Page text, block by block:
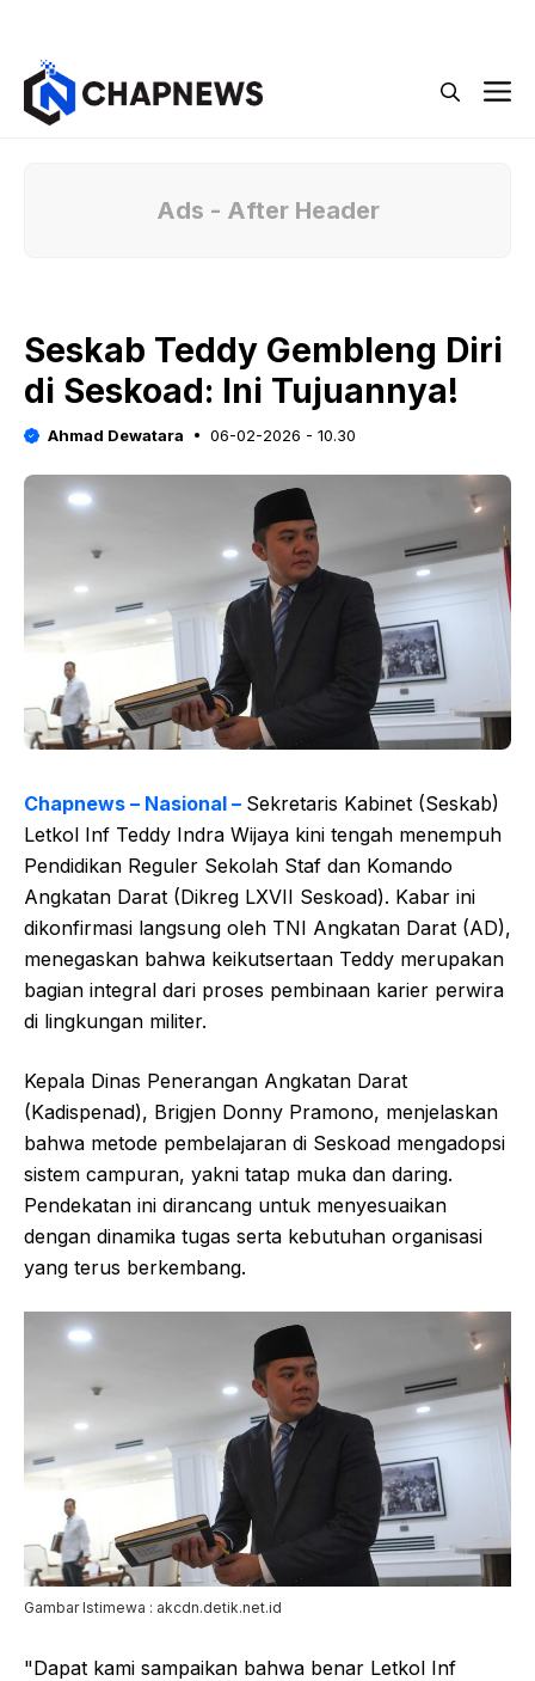
Ads - After Header
Seskab Teddy Gembleng Diri
di Seskoad: Ini Tujuannya!
Ahmad Dewatara 06-02-2026 - 10.30
Chapnews – Nasional – Sekretaris Kabinet (Seskab)
Letkol Inf Teddy Indra Wijaya kini tengah menempuh
Pendidikan Reguler Sekolah Staf dan Komando
Angkatan Darat (Dikreg LXVII Seskoad). Kabar ini
dikonfirmasi langsung oleh TNI Angkatan Darat (AD),
menegaskan bahwa keikutsertaan Teddy merupakan
bagian integral dari proses pembinaan karier perwira
di lingkungan militer.
Kepala Dinas Penerangan Angkatan Darat
(Kadispenad), Brigjen Donny Pramono, menjelaskan
bahwa metode pembelajaran di Seskoad mengadopsi
sistem campuran, yakni tatap muka dan daring.
Pendekatan ini dirancang untuk menyesuaikan
dengan dinamika tugas serta kebutuhan organisasi
yang terus berkembang.
Gambar Istimewa : akcdn.detik.net.id
"Dapat kami sampaikan bahwa benar Letkol Inf